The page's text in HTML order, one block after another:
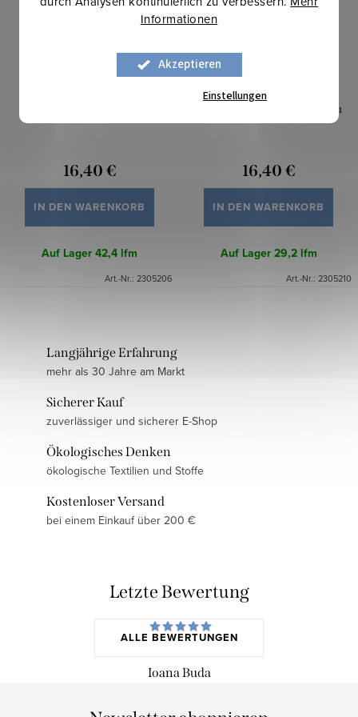
Informationen
Akzeptieren
Einstellungen
16,40 €
IN DEN WARENKORB
Auf Lager42,4 lfm
Art.-Nr.: 2305206
Sweatstoff digital - Bluey blau
16,40 €
IN DEN WARENKORB
Auf Lager29,2 lfm
Art.-Nr.: 2305210
Langjährige Erfahrung
mehr als 30 Jahre am Markt
Sicherer Kauf
zuverlässiger und sicherer E-Shop
Ökologisches Denken
ökologische Textilien und Stoffe
Kostenloser Versand
bei einem Einkauf über 200 €
Letzte Bewertung
ALLE BEWERTUNGEN
Ioana Buda